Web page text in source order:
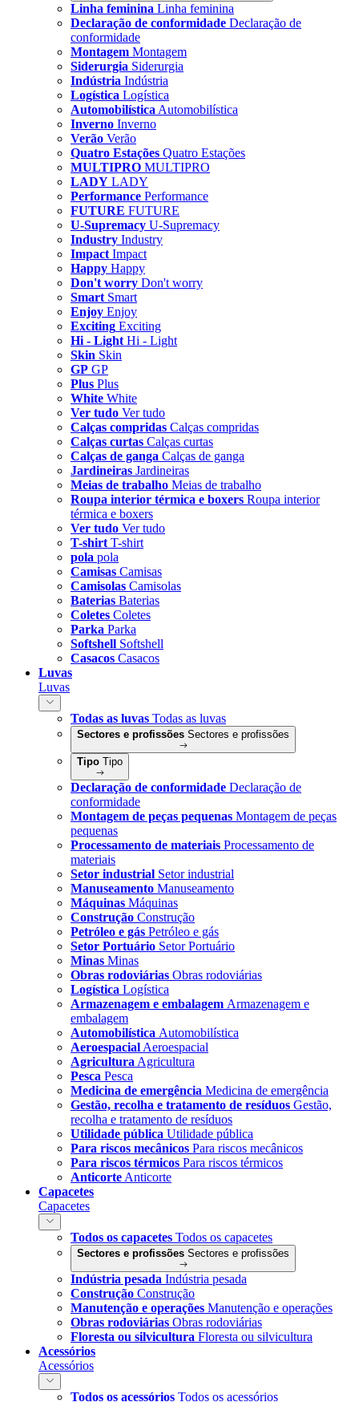
Linha feminina Linha feminina
Declaração de conformidade Declaração de
conformidade
Montagem Montagem
Siderurgia Siderurgia
Indústria Indústria
Logística Logística
Automobilística Automobilística
Inverno Inverno
Verão Verão
Quatro Estações Quatro Estações
MULTIPRO MULTIPRO
LADY LADY
Performance Performance
FUTURE FUTURE
U-Supremacy U-Supremacy
Industry Industry
Impact Impact
Happy Happy
Don't worry Don't worry
Smart Smart
Enjoy Enjoy
Exciting Exciting
Hi - Light Hi - Light
Skin Skin
GP GP
Plus Plus
White White
Ver tudo Ver tudo
Calças compridas Calças compridas
Calças curtas Calças curtas
Calças de ganga Calças de ganga
Jardineiras Jardineiras
Meias de trabalho Meias de trabalho
Roupa interior térmica e boxers Roupa interior
térmica e boxers
Ver tudo Ver tudo
T-shirt T-shirt
pola pola
Camisas Camisas
Camisolas Camisolas
Baterias Baterias
Coletes Coletes
Parka Parka
Softshell Softshell
Casacos Casacos
Luvas
Luvas
Todas as luvas Todas as luvas
Sectores e profissões Sectores e profissões
Tipo Tipo
Declaração de conformidade Declaração de
conformidade
Montagem de peças pequenas Montagem de peças
pequenas
Processamento de materiais Processamento de
materiais
Setor industrial Setor industrial
Manuseamento Manuseamento
Máquinas Máquinas
Construção Construção
Petróleo e gás Petróleo e gás
Setor Portuário Setor Portuário
Minas Minas
Obras rodoviárias Obras rodoviárias
Logística Logística
Armazenagem e embalagem Armazenagem e
embalagem
Automobilística Automobilística
Aeroespacial Aeroespacial
Agricultura Agricultura
Pesca Pesca
Medicina de emergência Medicina de emergência
Gestão, recolha e tratamento de resíduos Gestão,
recolha e tratamento de resíduos
Utilidade pública Utilidade pública
Para riscos mecânicos Para riscos mecânicos
Para riscos térmicos Para riscos térmicos
Anticorte Anticorte
Capacetes
Capacetes
Todos os capacetes Todos os capacetes
Sectores e profissões Sectores e profissões
Indústria pesada Indústria pesada
Construção Construção
Manutenção e operações Manutenção e operações
Obras rodoviárias Obras rodoviárias
Floresta ou silvicultura Floresta ou silvicultura
Acessórios
Acessórios
Todos os acessórios Todos os acessórios